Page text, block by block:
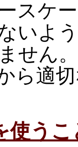
スケ
いよ
せん
ら適
使う